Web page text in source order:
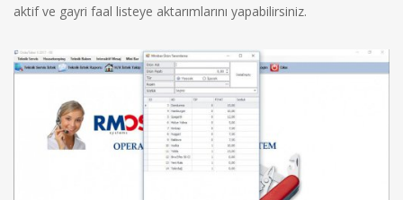
aktif ve gayri faal listeye aktarımlarını yapabilirsiniz.